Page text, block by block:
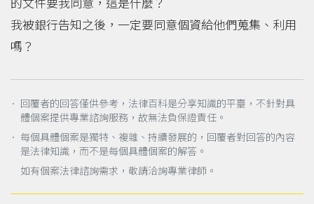
我被銀行告知之後，一定要同意個資給他們蒐集、利用
嗎？
． 回覆者的回答僅供參考，法律百科是分享知識的平臺，不針對具
體個案提供專業諮詢服務，故無法負保證責任。
． 每個具體個案是獨特、複雜、持續發展的，回覆者對回答的內容
是法律知識，而不是每個具體個案的解答。
如有個案法律諮詢需求，敬請洽詢專業律師。